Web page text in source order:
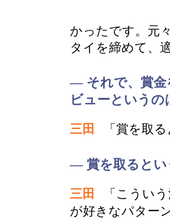
かったです。元
タイを締めて、
― それで、賞金
ビューという
三田 「賞を取
― 賞を取るとい
三田
「こうい
が好きなパター